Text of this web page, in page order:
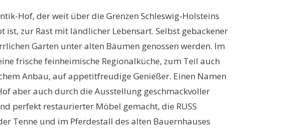
Hof, der weit über die Grenzen Schleswig-Holsteins
ist, zur Rast mit ländlicher Lebensart. Selbst gebackener
Garten unter alten Bäumen genossen werden. Im
frische feinheimische Regionalküche, zum Teil auch
Anbau, auf appetitfreudige Genießer. Einen Namen
aber auch durch die Ausstellung geschmackvoller
perfekt restaurierter Möbel gemacht, die RUSS
Tenne und im Pferdestall des alten Bauernhauses